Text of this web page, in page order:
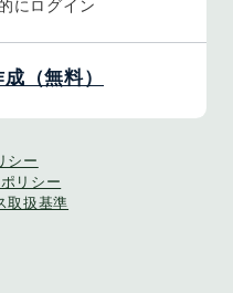
にログイン
（無料）
シー
リシー
取扱基準